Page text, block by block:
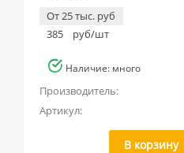
От 25 тыс. руб
385
руб/шт
Наличие: много
Производитель:
Артикул:
В корзину